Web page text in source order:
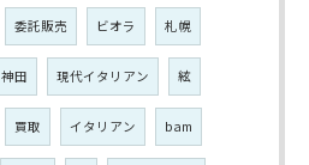
委託販売 ビオラ 札幌
神田 現代イタリアン 絃
買取 イタリアン bam